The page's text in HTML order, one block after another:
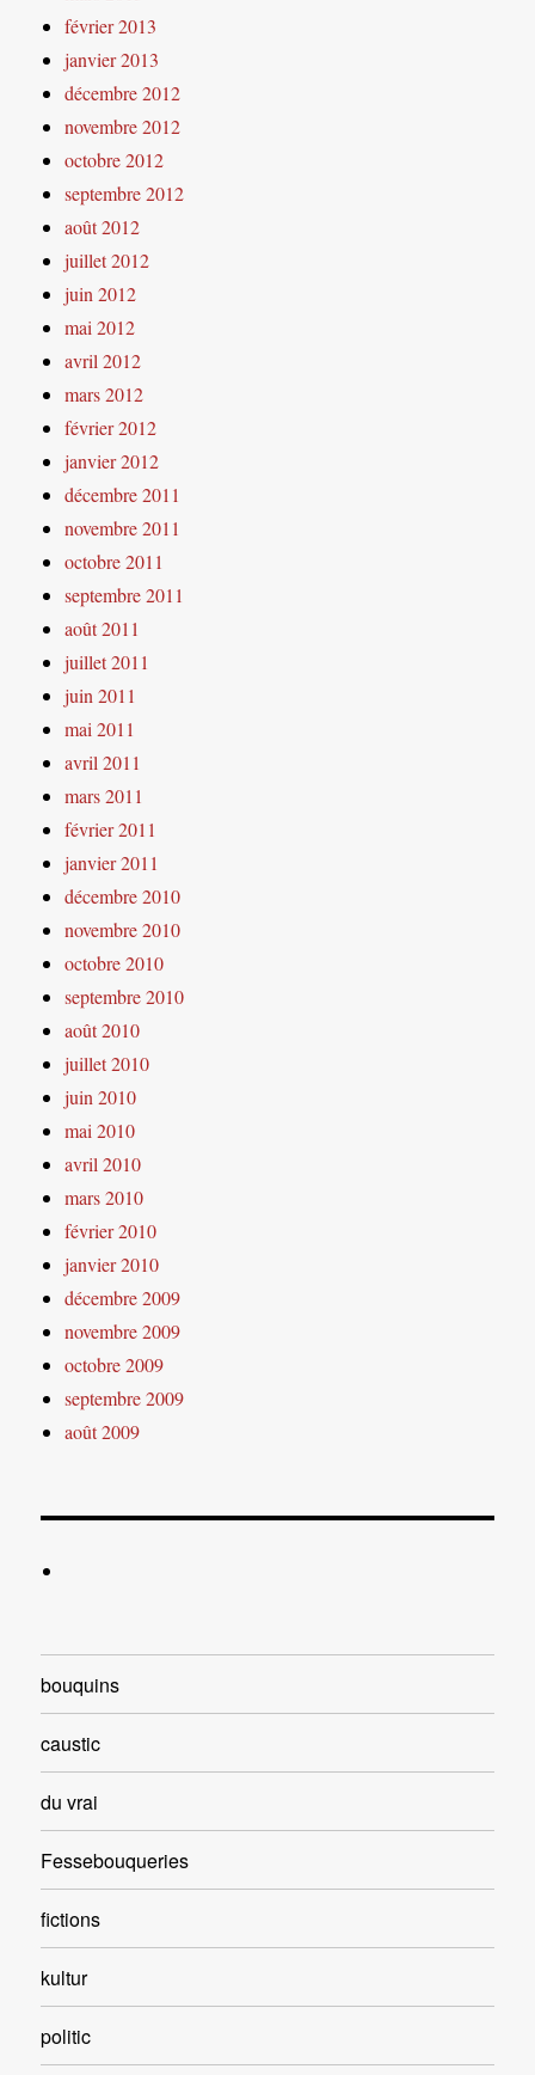
février 2013
janvier 2013
décembre 2012
novembre 2012
octobre 2012
septembre 2012
août 2012
juillet 2012
juin 2012
mai 2012
avril 2012
mars 2012
février 2012
janvier 2012
décembre 2011
novembre 2011
octobre 2011
septembre 2011
août 2011
juillet 2011
juin 2011
mai 2011
avril 2011
mars 2011
février 2011
janvier 2011
décembre 2010
novembre 2010
octobre 2010
septembre 2010
août 2010
juillet 2010
juin 2010
mai 2010
avril 2010
mars 2010
février 2010
janvier 2010
décembre 2009
novembre 2009
octobre 2009
septembre 2009
août 2009
bouquins
caustic
du vrai
Fessebouqueries
fictions
kultur
politic